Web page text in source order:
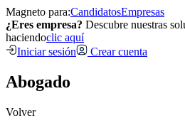
Magneto para:CandidatosEmpresas
¿Eres empresa? Descubre nuestras
haciendoclic aquí
Iniciar sesión
Crear cuenta
Abogado
Volver